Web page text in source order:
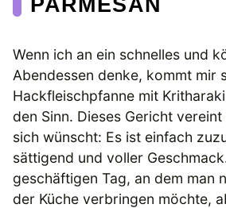
Wenn ich an ein schnelles und
Abendessen denke, kommt mir
Hackfleischpfanne mit
den Sinn. Dieses Gericht
sich wünscht: Es ist einfach
sättigend und voller
geschäftigen Tag, an dem man
der Küche verbringen möchte,